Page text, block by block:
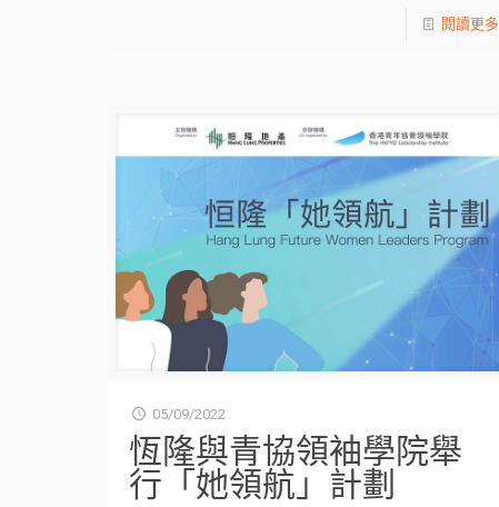
閱讀更多
05/09/2022
恆隆與青協領袖學院舉
行「她領航」計劃